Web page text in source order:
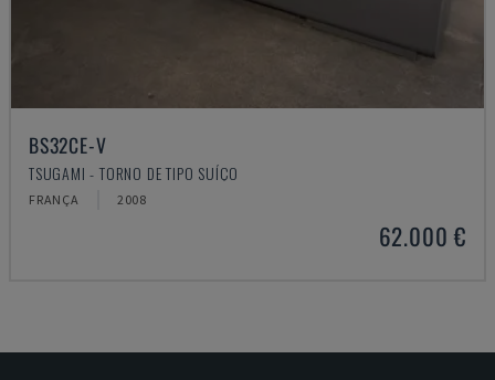
BS32CE-V
TSUGAMI - TORNO DE TIPO SUÍÇO
FRANÇA 2008
62.000 €